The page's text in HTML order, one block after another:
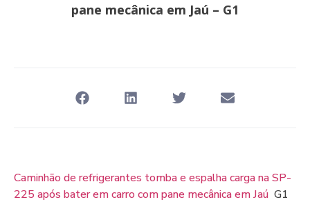
pane mecânica em Jaú – G1
Caminhão de refrigerantes tomba e espalha carga na SP-
225 após bater em carro com pane mecânica em Jaú G1